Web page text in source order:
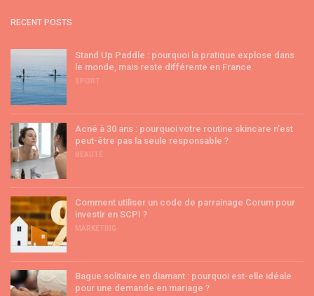
RECENT POSTS
Stand Up Paddle : pourquoi la pratique explose dans
le monde, mais reste différente en France
SPORT
Acné à 30 ans : pourquoi votre routine skincare n’est
peut-être pas la seule responsable ?
BEAUTÉ
Comment utiliser un code de parrainage Corum pour
investir en SCPI ?
MARKETING
Bague solitaire en diamant : pourquoi est-elle idéale
pour une demande en mariage ?